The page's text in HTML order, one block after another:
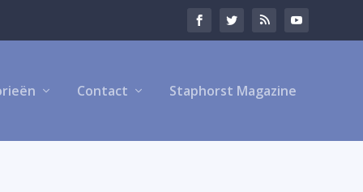
Contact Staphorst Magazine